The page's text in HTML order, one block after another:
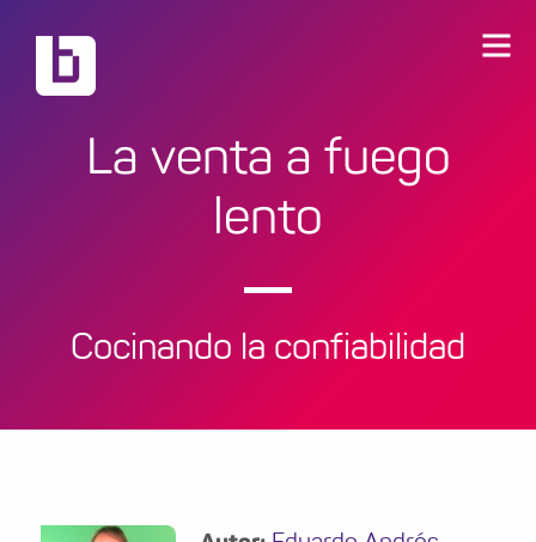
La venta a fuego
lento
Cocinando la confiabilidad